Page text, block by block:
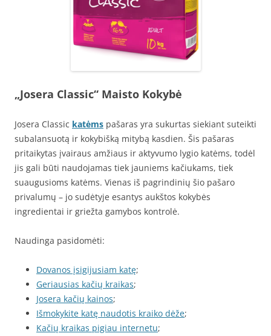
„Josera Classic“ Maisto Kokybė
Josera Classic katėms pašaras yra sukurtas siekiant suteikti
subalansuotą ir kokybišką mitybą kasdien. Šis pašaras
pritaikytas įvairaus amžiaus ir aktyvumo lygio katėms, todėl
jis gali būti naudojamas tiek jauniems kačiukams, tiek
suaugusioms katėms. Vienas iš pagrindinių šio pašaro
privalumų – jo sudėtyje esantys aukštos kokybės
ingredientai ir griežta gamybos kontrolė.
Naudinga pasidomėti:
Dovanos įsigijusiam katę;
Geriausias kačių kraikas;
Josera kačių kainos;
Išmokykite katę naudotis kraiko dėže;
Kačių kraikas pigiau internetu;